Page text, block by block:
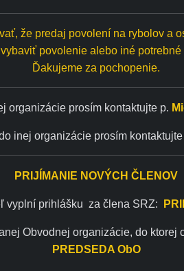
že predaj povolení na rybolov a
povolenie alebo iné
Ďakujeme za pochopenie.
organizácie prosím kontaktujte p.
inej organizácie prosím kontaktujte
PRIJÍMANIE NOVÝCH ČLENOV
vyplní prihlášku za člena SRZ:
Obvodnej organizácie, do ktorej
PREDSEDA ObO